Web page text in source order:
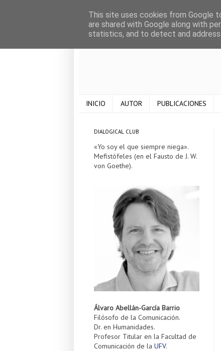
INICIO AUTOR PUBLICACIONES
DIALOGICAL CLUB
«Yo soy el que siempre niega».
Mefistófeles (en el Fausto de J. W.
von Goethe).
Álvaro Abellán-García Barrio
Filósofo de la Comunicación.
Dr. en Humanidades.
Profesor Titular en la Facultad de
Comunicación de la UFV.
This site uses cookies from Google
are shared with Google along with
statistics, and to detect and address